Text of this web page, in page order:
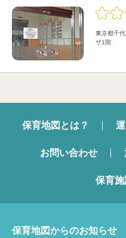
東京都千
ザ1階
保育地図とは？
お問い合わせ
保育施
保育地図からのお知らせ